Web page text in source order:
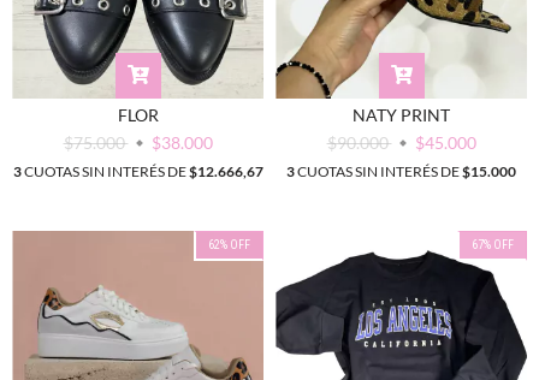
FLOR
$75.000
$38.000
3CUOTAS SIN INTERÉS DE$12.666,67
NATY PRINT
$90.000
$45.000
3CUOTAS SIN INTERÉS DE$15.000
62% OFF 67% OFF